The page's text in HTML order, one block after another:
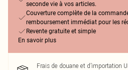
seconde vie à vos articles.
Couverture complète de la
remboursement immédiat pour les
Revente gratuite et simple
En savoir plus
Frais de douane et d’importation